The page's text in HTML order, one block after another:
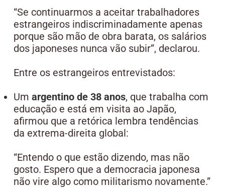
“Se continuarmos a aceitar trabalhadores
estrangeiros indiscriminadamente apenas
porque são mão de obra barata, os salários
dos japoneses nunca vão subir”, declarou.
Entre os estrangeiros entrevistados:
Um argentino de 38 anos, que trabalha com
educação e está em visita ao Japão,
afirmou que a retórica lembra tendências
da extrema-direita global:
“Entendo o que estão dizendo, mas não
gosto. Espero que a democracia japonesa
não vire algo como militarismo novamente.”